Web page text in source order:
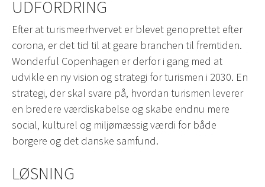
UDFORDRING
Efter at turismeerhvervet er blevet genoprettet efter
corona, er det tid til at geare branchen til fremtiden.
Wonderful Copenhagen er derfor i gang med at
udvikle en ny vision og strategi for turismen i 2030. En
strategi, der skal svare på, hvordan turismen leverer
en bredere værdiskabelse og skabe endnu mere
social, kulturel og miljømæssig værdi for både
borgere og det danske samfund.
LØSNING